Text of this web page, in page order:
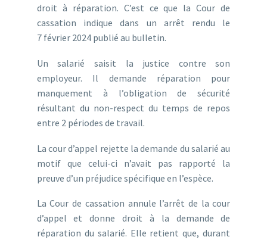
droit à réparation. C’est ce que la Cour de
cassation indique dans un arrêt rendu le
7 février 2024 publié au bulletin.
Un salarié saisit la justice contre son
employeur. Il demande réparation pour
manquement à l’obligation de sécurité
résultant du non-respect du temps de repos
entre 2 périodes de travail.
La cour d’appel rejette la demande du salarié au
motif que celui-ci n’avait pas rapporté la
preuve d’un préjudice spécifique en l’espèce.
La Cour de cassation annule l’arrêt de la cour
d’appel et donne droit à la demande de
réparation du salarié. Elle retient que, durant